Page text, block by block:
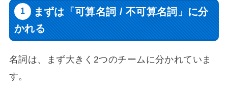
まずは「可算名詞 / 不可算名詞」に分
かれる
名詞は、まず大きく2つのチームに分かれていま
す。